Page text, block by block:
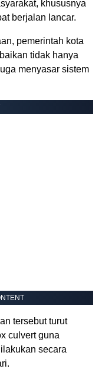
khususnya
berjalan lancar.
pemerintah kota
tidak hanya
menyasar sistem
tersebut turut
culvert guna
secara